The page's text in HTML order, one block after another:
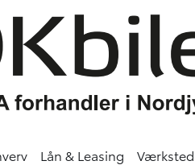
Lån & Leasing Værksted